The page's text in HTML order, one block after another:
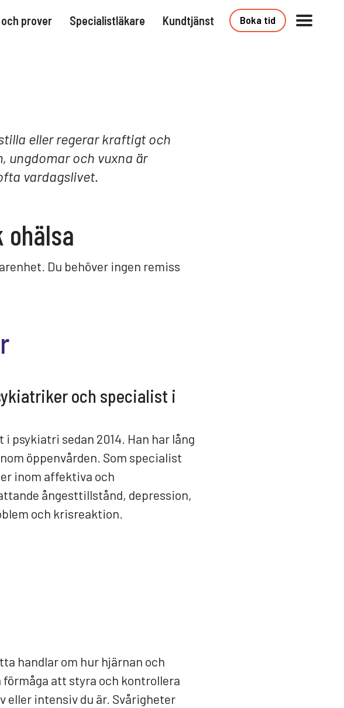
prover Specialistläkare Kundtjänst Boka tid
eller regerar kraftigt och
ungdomar och vuxna är
vardagslivet.
ohälsa
Du behöver ingen remiss
och specialist i
psykiatri sedan 2014. Han har lång
öppenvården. Som specialist
inom affektiva och
ångesttillstånd, depression,
och krisreaktion.
handlar om hur hjärnan och
att styra och kontrollera
eller intensiv du är. Svårigheter